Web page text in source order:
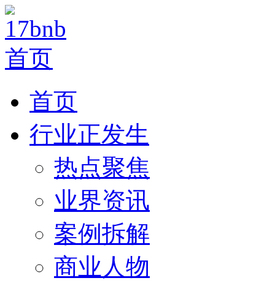
首页
行业正发生
热点聚焦
业界资讯
案例拆解
商业人物